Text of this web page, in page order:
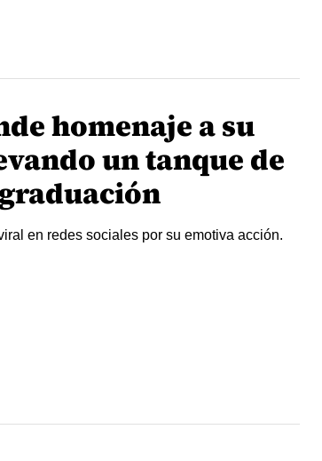
homenaje a su
un tanque de
en redes sociales por su emotiva acción.